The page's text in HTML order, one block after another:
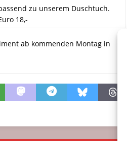
zu unserem Duschtuch.
18,-
ab kommenden Montag in